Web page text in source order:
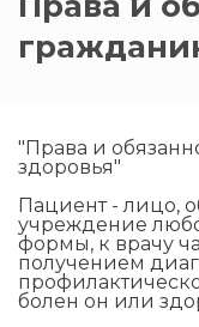
"Права и
здоровья"
Пациент - лицо,
учреждение
формы, к врачу
получением
болен он или